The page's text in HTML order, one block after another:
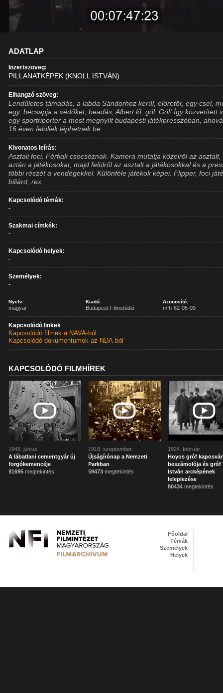
ADATLAP
Inzertszöveg:
PILLANATKÉPEK (KNOLL ISTVÁN)
Elhangzó szöveg:
Lendületes támadás, a labda Sándorhoz kerül, előretör, egy csel,
egy, becsapja a védőket, beadás, Albert lő, gól. Gól! Így közvetített
egy sportriporter a most megnyílt budapesti játékpresszóban,
16 éven felüliek léphetnek be.
Kivonatos leírás:
Asztali foci. Férfiak csocsóznak. Kamera mutatja közelről az asztalt,
aztán a játékosokat, majd felülről az asztalt a játékosokkal és a
többi részét a vendégekkel. Különféle játékok képei. Flipper, foci
biliárd, rex.
Kapcsolódó témák:
-
Szakmai címkék:
-
Kapcsolódó helyek:
-
Személyek:
-
Nyelv:
magyar
Kiadó:
Budapest Filmstúdió
Azonosító:
mfh-62-05-09
Kapcsolódó linkek
Kapcsolódó filmek a NAVA-ból
Kapcsolódó dokumentumok az NDA-ból
KAPCSOLÓDÓ FILMHÍREK
1948. június
A lábatlani cementgyár új
forgókemencéje
81695 megtekintés
1918. szeptember
Újságírónap a Nemzeti
Parkban
59473 megtekintés
1924. február
Hoyos gróf
beszámolója és gróf
István arcképének
leleplezése
80434 megtekintés
Főoldal
Témák
Személyek
Helyek